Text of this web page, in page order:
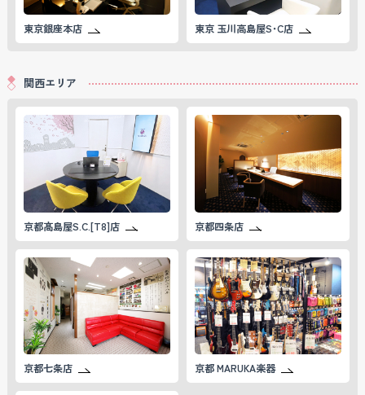
イア
詳しく見る
詳しく見る
（SPHENE）
詳しく見る
ファイア
詳しく見る
パライバトル
マリン
詳しく見る
ピンクサファ
イア
詳しく見る
ファイアオパ
ール
詳しく見る
ール（メキシ
コオパール）
詳しく見る
ファンシーカ ブラックオパ ブルートパー フローライト
東京銀座本店 東京 玉川高島屋S･C店
関西エリア
京都髙島屋S.C.[T8]店 京都四条店
京都七条店 京都 MARUKA楽器